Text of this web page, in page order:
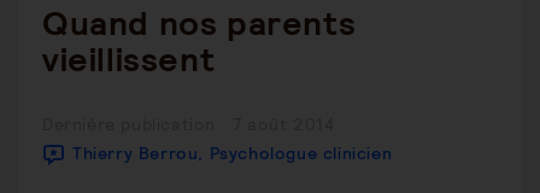
Senior woman looking out kitchen window
Quand nos parents
vieillissent
publiée :
Thierry Berrou, Psychologue clinicien